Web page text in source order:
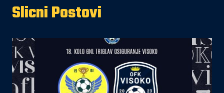
Slicni Postovi